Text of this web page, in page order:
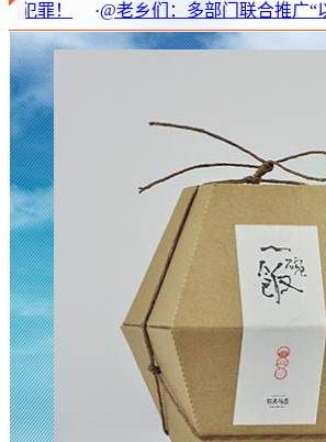
老乡们：多部门联合推广“以工代赈”，